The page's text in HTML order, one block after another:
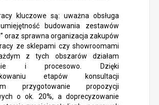
kluczowe są: uważna obsługa
budowania zestawów
oraz sprawna organizacja zakupów
ze sklepami czy showroomami
z tych obszarów działam
i procesowo. Dzięki
etapów konsultacji
przygotowanie propozycji
o ok. 20%, a doprecyzowanie